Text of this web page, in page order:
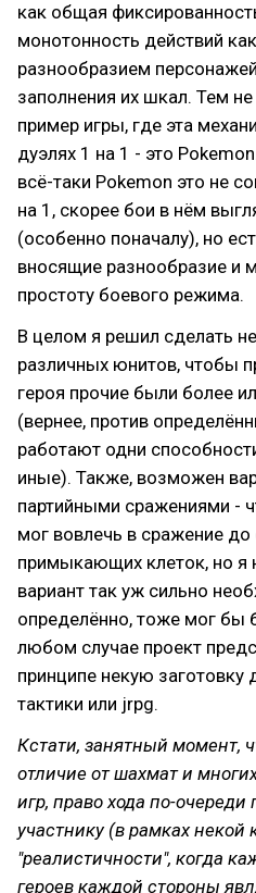
как общая
монотонность действий
разнообразием
заполнения их шкал. Тем
пример игры, где эта
дуэлях 1 на 1 - это
всё-таки Pokemon это не
на 1, скорее бои в нём
(особенно поначалу), но
вносящие разнообразие и
простоту боевого режима.
В целом я решил сделать
различных юнитов, чтобы
героя прочие были более
(вернее, против
работают одни
иные). Также, возможен
партийными сражениями -
мог вовлечь в сражение
примыкающих клеток, но я
вариант так уж сильно
определённо, тоже мог бы
любом случае проект
принципе некую заготовку
тактики или jrpg.
Кстати, занятный момент,
отличие от шахмат и
игр, право хода по-
участнику (в рамках некой
"реалистичности", когда
героев каждой стороны